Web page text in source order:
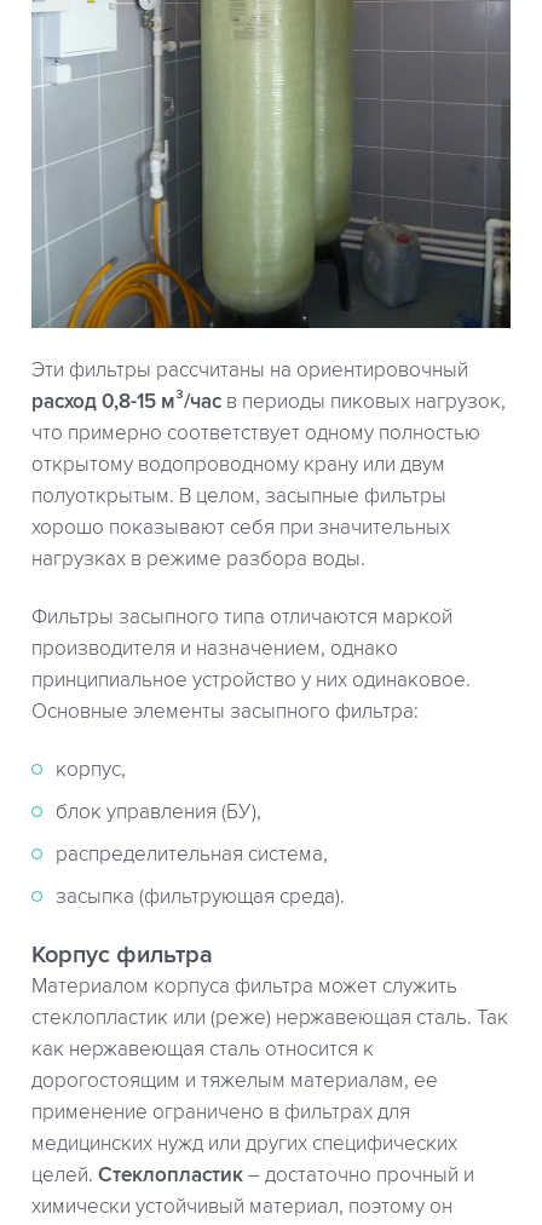
Эти фильтры рассчитаны на ориентировочный
расход 0,8-15 м³/час в периоды пиковых нагрузок,
что примерно соответствует одному полностью
открытому водопроводному крану или двум
полуоткрытым. В целом, засыпные фильтры
хорошо показывают себя при значительных
нагрузках в режиме разбора воды.
Фильтры засыпного типа отличаются маркой
производителя и назначением, однако
принципиальное устройство у них одинаковое.
Основные элементы засыпного фильтра:
корпус,
блок управления (БУ),
распределительная система,
засыпка (фильтрующая среда).
Корпус фильтра
Материалом корпуса фильтра может служить
стеклопластик или (реже) нержавеющая сталь. Так
как нержавеющая сталь относится к
дорогостоящим и тяжелым материалам, ее
применение ограничено в фильтрах для
медицинских нужд или других специфических
целей. Стеклопластик – достаточно прочный и
химически устойчивый материал, поэтому он